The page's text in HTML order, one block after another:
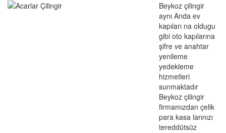
Beykoz çilingir
aynı Anda ev
kapıları na oldugu
gibi oto kapılarına
şifre ve anahtar
yenileme
yedekleme
hizmetleri
sunmaktadır
Beykoz çilingir
firmamızdan çelik
para kasa larınızı
tereddütsüz